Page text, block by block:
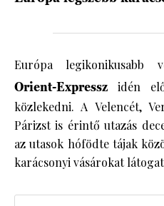
Európa legikonikusabb
Orient-Expressz idén
közlekedni. A Velencét,
Párizst is érintő utazás
az utasok hófödte tájak
karácsonyi vásárokat